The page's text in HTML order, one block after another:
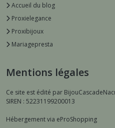
Accueil du blog
Proxielegance
Proxibijoux
Mariagepresta
Mentions légales
Ce site est édité par
SIREN : 52231199200013
Hébergement via eProShopping